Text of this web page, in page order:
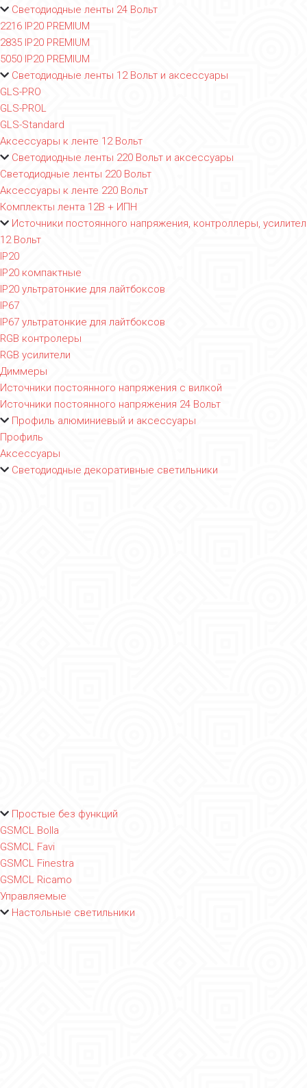
Светодиодные ленты 24 Вольт
2216 IP20 PREMIUM
2835 IP20 PREMIUM
5050 IP20 PREMIUM
Светодиодные ленты 12 Вольт и аксессуары
GLS-PRO
GLS-PROL
GLS-Standard
Аксессуары к ленте 12 Вольт
Светодиодные ленты 220 Вольт и аксессуары
Светодиодные ленты 220 Вольт
Аксессуары к ленте 220 Вольт
Комплекты лента 12В + ИПН
Источники постоянного напряжения, контроллеры,
12 Вольт
IP20
IP20 компактные
IP20 ультратонкие для лайтбоксов
IP67
IP67 ультратонкие для лайтбоксов
RGB контролеры
RGB усилители
Диммеры
Источники постоянного напряжения с вилкой
Источники постоянного напряжения 24 Вольт
Профиль алюминиевый и аксессуары
Профиль
Аксессуары
Светодиодные декоративные светильники
Простые без функций
GSMCL Bolla
GSMCL Favi
GSMCL Finestra
GSMCL Ricamo
Управляемые
Настольные светильники